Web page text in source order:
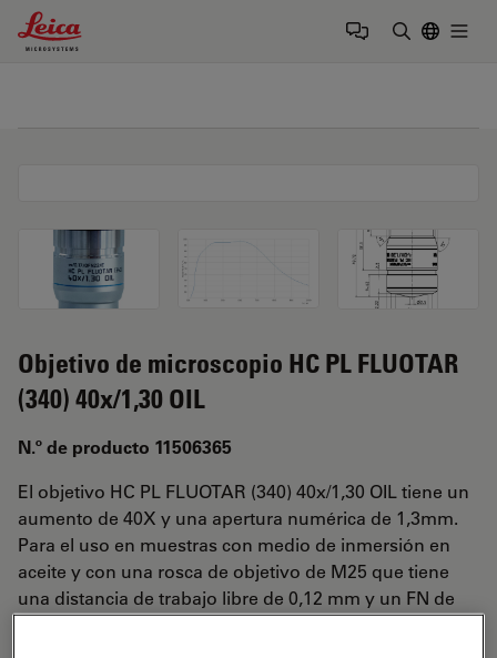
Leica Microsystems Logo
Objetivo de microscopio HC PL FLUOTAR
(340) 40x/1,30 OIL
N.º de producto 11506365
El objetivo HC PL FLUOTAR (340) 40x/1,30 OIL tiene un
aumento de 40X y una apertura numérica de 1,3mm.
Para el uso en muestras con medio de inmersión en
aceite y con una rosca de objetivo de M25 que tiene
una distancia de trabajo libre de 0,12 mm y un FN de